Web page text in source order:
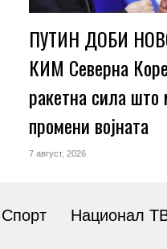
ПУТИН ДОБИ
КИМ Северна
ракетна сила што
промени војната
7 август, 2026
Спорт Национал